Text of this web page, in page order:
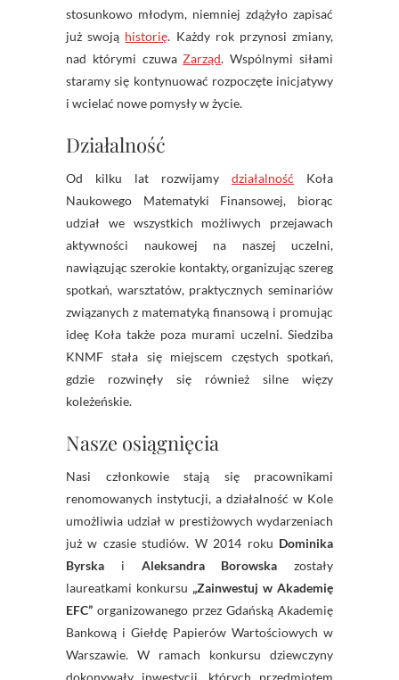
stosunkowo młodym, niemniej zdążyło zapisać
już swoją historię. Każdy rok przynosi zmiany,
nad którymi czuwaZarząd. Wspólnymi siłami
staramy się kontynuować rozpoczęte inicjatywy
i wcielać nowe pomysły w życie.
Działalność
Od kilku lat rozwijamy działalność Koła
Naukowego Matematyki Finansowej, biorąc
udział we wszystkich możliwych przejawach
aktywności naukowej na naszej uczelni,
nawiązując szerokie kontakty, organizując szereg
spotkań, warsztatów, praktycznych seminariów
związanych z matematyką finansową i promując
ideę Koła także poza murami uczelni. Siedziba
KNMF stała się miejscem częstych spotkań,
gdzie rozwinęły się również silne więzy
koleżeńskie.
Nasze osiągnięcia
Nasi członkowie stają się pracownikami
renomowanych instytucji, a działalność w Kole
umożliwia udział w prestiżowych wydarzeniach
już w czasie studiów. W 2014 roku Dominika
Byrska i Aleksandra Borowska zostały
laureatkami konkursu „Zainwestuj w Akademię
EFC” organizowanego przez Gdańską Akademię
Bankową i Giełdę Papierów Wartościowych w
Warszawie. W ramach konkursu dziewczyny
dokonywały inwestycji, których przedmiotem